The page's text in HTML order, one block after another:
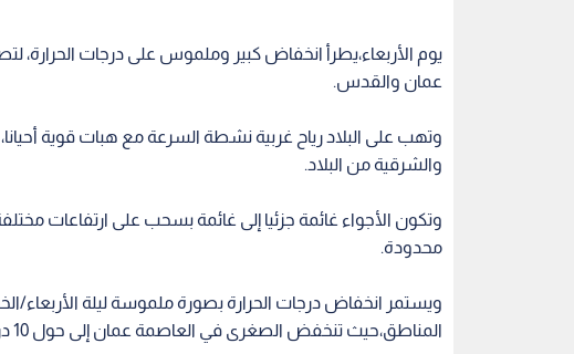
يوم الأربعاء،يطرأ انخفاض كبير وملموس على درجات
عمان والقدس.
وتهب على البلاد رياح غربية نشطة السرعة مع هبات قوية
والشرقية من البلاد.
وتكون الأجواء غائمة جزئيا إلى غائمة بسحب على ارتفاعات
محدودة.
ويستمر انخفاض درجات الحرارة بصورة ملموسة ليلة الأربعاء/
المناطق،حيث تنخفض الصغرى في العاصمة عمان إلى حول 10 درجات مئوية.